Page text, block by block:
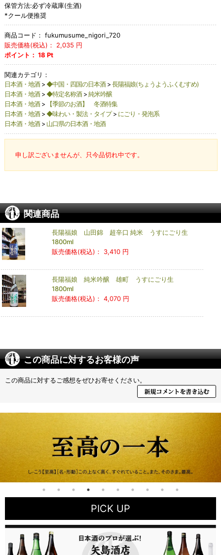
保管方法:必ず冷蔵庫(生酒)
*クール便推奨
商品コード： fukumusume_nigori_720
販売価格(税込)：
2,035 円
ポイント： 18 Pt
関連カテゴリ：
日本酒・地酒> ◆中国・四国の日本酒> 長陽福娘(ちょうようふくむすめ)
日本酒・地酒> ◆特定名称酒> 純米吟醸
日本酒・地酒>
【季節のお酒】 冬酒特集
日本酒・地酒> ◆味わい・製法・タイプ> にごり・発泡系
日本酒・地酒> 山口県の日本酒・地酒
申し訳ございませんが、只今品切れ中です。
関連商品
長陽福娘 山田錦 超辛口 純米 うすにごり生
1800ml
販売価格(税込)：
3,410 円
長陽福娘 純米吟醸 雄町 うすにごり生
1800ml
販売価格(税込)： 4,070 円
この商品に対するお客様の声
この商品に対するご感想をぜひお寄せください。
PICK UP